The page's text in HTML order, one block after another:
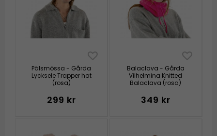
Pälsmössa - Gårda
Lycksele Trapper hat
(rosa)
299 kr
Balaclava - Gårda
Vilhelmina Knitted
Balaclava (rosa)
349 kr